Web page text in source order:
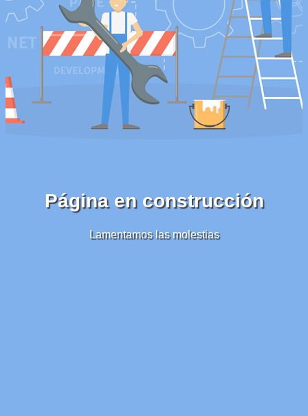
Página en construcción
Lamentamos las molestias